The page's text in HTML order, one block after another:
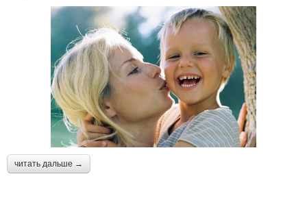
читать дальше →